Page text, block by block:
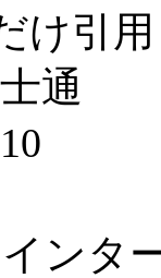
け引
通
ンタ